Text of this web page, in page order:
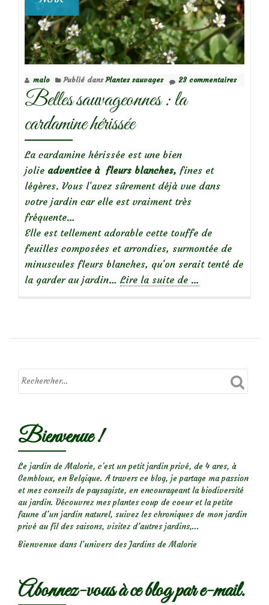
malo Publié dansPlantes sauvages 23 commentaires
Belles sauvageonnes : la
cardamine hérissée
La cardamine hérissée est une bien
jolie adventice à fleurs blanches, fines et
légères. Vous l’avez sûrement déjà vue dans
votre jardin car elle est vraiment très
fréquente…
Elle est tellement adorable cette touffe de
feuilles composées et arrondies, surmontée de
minuscules fleurs blanches, qu’on serait tenté de
la garder au jardin… Lire la suite de
:
cardamine
…
Bienvenue !
Le jardin de Malorie, c'est un petit jardin privé, de 4 ares, à
Gembloux, en Belgique. A travers ce blog, je partage ma passion
et mes conseils de paysagiste, en encourageant la biodiversité
au jardin. Découvrez mes plantes coup de coeur et la petite
faune d’un jardin naturel, suivez les chroniques de mon jardin
privé au fil des saisons, visitez d’autres jardins,...
Bienvenue dans l’univers des Jardins de Malorie
Abonnez-vous à ce blog par e-mail.